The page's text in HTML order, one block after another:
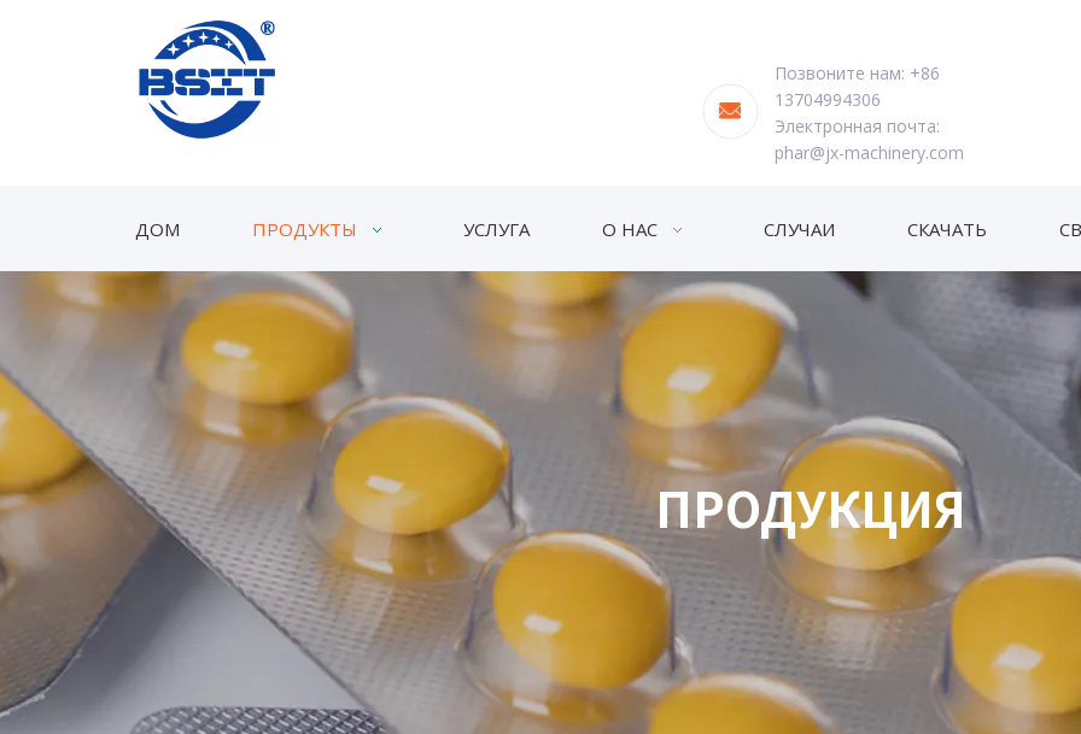
Позвоните нам: +86
13704994306
Электронная почта:
phar@jx-machinery.com
ДОМ ПРОДУКТЫ УСЛУГА О НАС СЛУЧАИ СКАЧАТЬ
ПРОДУКЦИЯ